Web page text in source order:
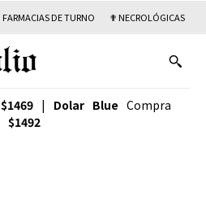
FARMACIAS DE TURNO ✟ NECROLÓGICAS
$1469 | Dolar Blue Compra
$1492